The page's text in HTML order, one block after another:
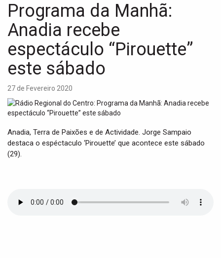
i
Programa da Manhã:
Anadia recebe
espectáculo “Pirouette”
este sábado
27 de Fevereiro 2020
Anadia, Terra de Paixões e de Actividade. Jorge Sampaio
destaca o espéctaculo ‘Pirouette’ que acontece este sábado
(29).